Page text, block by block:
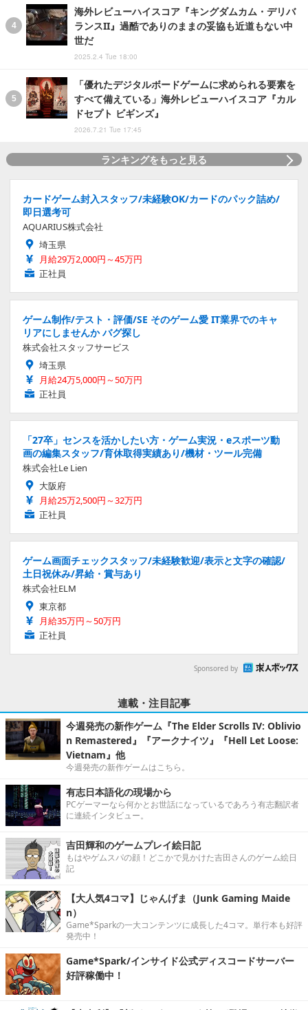
海外レビューハイスコア『キングダムカム・デリバ
ランスII』過酷でありのままの妥協も近道もない中
世だ
2025.2.4 Tue 18:00
「優れたデジタルボードゲームに求められる要素を
すべて備えている」海外レビューハイスコア『カル
ドセプト ビギンズ』
2026.7.21 Tue 17:45
ランキングをもっと見る
カードゲーム封入スタッフ/未経験OK/カードのパック詰め/
即日選考可
AQUARIUS株式会社
埼玉県
月給29万2,000円～45万円
正社員
ゲーム制作/テスト・評価/SE そのゲーム愛 IT業界でのキャ
リアにしませんか バグ探し
株式会社スタッフサービス
埼玉県
月給24万5,000円～50万円
正社員
「27卒」センスを活かしたい方・ゲーム実況・eスポーツ動
画の編集スタッフ/育休取得実績あり/機材・ツール完備
株式会社Le Lien
大阪府
月給25万2,500円～32万円
正社員
ゲーム画面チェックスタッフ/未経験歓迎/表示と文字の確認/
土日祝休み/昇給・賞与あり
株式会社ELM
東京都
月給35万円～50万円
正社員
Sponsored by
連載・注目記事
今週発売の新作ゲーム『The Elder Scrolls IV: Oblivio
n Remastered』『アークナイツ』『Hell Let Loose:
Vietnam』他
今週発売の新作ゲームはこちら。
有志日本語化の現場から
PCゲーマーなら何かとお世話になっているであろう有志翻訳者
に連続インタビュー。
吉田輝和のゲームプレイ絵日記
もはやゲムスパの顔！どこかで見かけた吉田さんのゲーム絵日
記
【大人気4コマ】じゃんげま（Junk Gaming Maide
n）
Game*Sparkの一大コンテンツに成長した4コマ。単行本も好評
発売中！
Game*Spark/インサイド公式ディスコードサーバー
好評稼働中！